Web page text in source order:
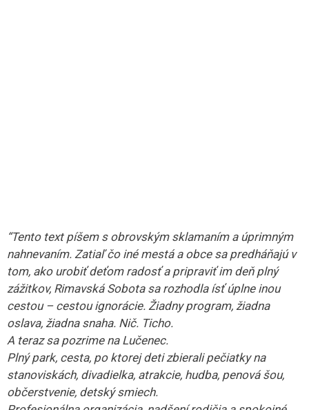
“Tento text píšem s obrovským sklamaním a úprimným
nahnevaním. Zatiaľ čo iné mestá a obce sa predháňajú v
tom, ako urobiť deťom radosť a pripraviť im deň plný
zážitkov, Rimavská Sobota sa rozhodla ísť úplne inou
cestou – cestou ignorácie. Žiadny program, žiadna
oslava, žiadna snaha. Nič. Ticho.
A teraz sa pozrime na Lučenec.
Plný park, cesta, po ktorej deti zbierali pečiatky na
stanoviskách, divadielka, atrakcie, hudba, penová šou,
občerstvenie, detský smiech.